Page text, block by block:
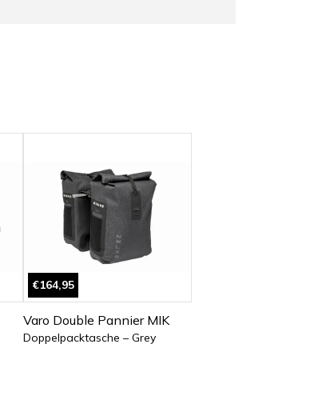
€164,95
Varo Double Pannier MIK
Doppelpacktasche – Grey